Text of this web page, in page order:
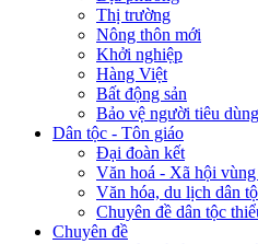
Thị trường
Nông thôn mới
Khởi nghiệp
Hàng Việt
Bất động sản
Bảo vệ người tiêu dùng
Dân tộc - Tôn giáo
Đại đoàn kết
Văn hoá - Xã hội vùng
Văn hóa, du lịch dân
Chuyên đề dân tộc
Chuyên đề